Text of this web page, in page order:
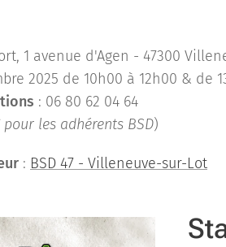
1 avenue d'Agen - 47300
2025 de 10h00 à 12h00 & de
: 06 80 62 04 64
pour les adhérents BSD)
: BSD 47 - Villeneuve-sur-Lot